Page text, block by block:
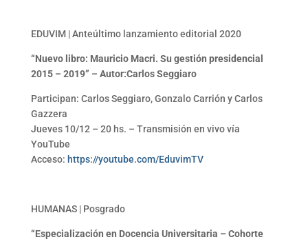
EDUVIM | Anteúltimo lanzamiento editorial 2020
“Nuevo libro: Mauricio Macri. Su gestión presidencial
2015 – 2019” – Autor:Carlos Seggiaro
Participan: Carlos Seggiaro, Gonzalo Carrión y Carlos
Gazzera
Jueves 10/12 – 20 hs. – Transmisión en vivo vía
YouTube
Acceso: https://youtube.com/EduvimTV
HUMANAS | Posgrado
“Especialización en Docencia Universitaria – Cohorte